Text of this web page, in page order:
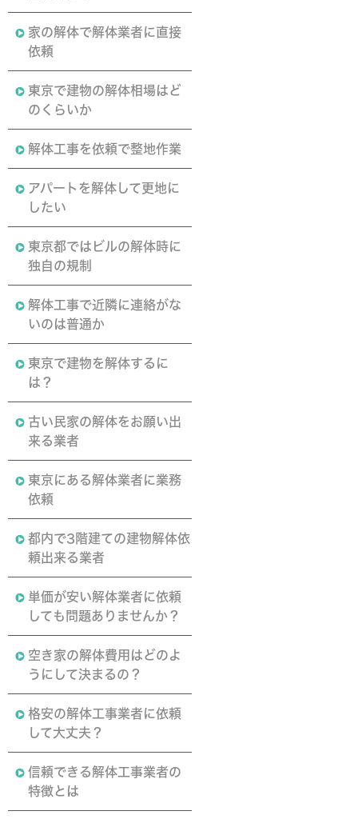
家の解体で解体業者に直接
依頼
東京で建物の解体相場はど
のくらいか
解体工事を依頼で整地作業
アパートを解体して更地に
したい
東京都ではビルの解体時に
独自の規制
解体工事で近隣に連絡がな
いのは普通か
東京で建物を解体するに
は？
古い民家の解体をお願い出
来る業者
東京にある解体業者に業務
依頼
都内で3階建ての建物解体依
頼出来る業者
単価が安い解体業者に依頼
しても問題ありませんか？
空き家の解体費用はどのよ
うにして決まるの？
格安の解体工事業者に依頼
して大丈夫？
信頼できる解体工事業者の
特徴とは